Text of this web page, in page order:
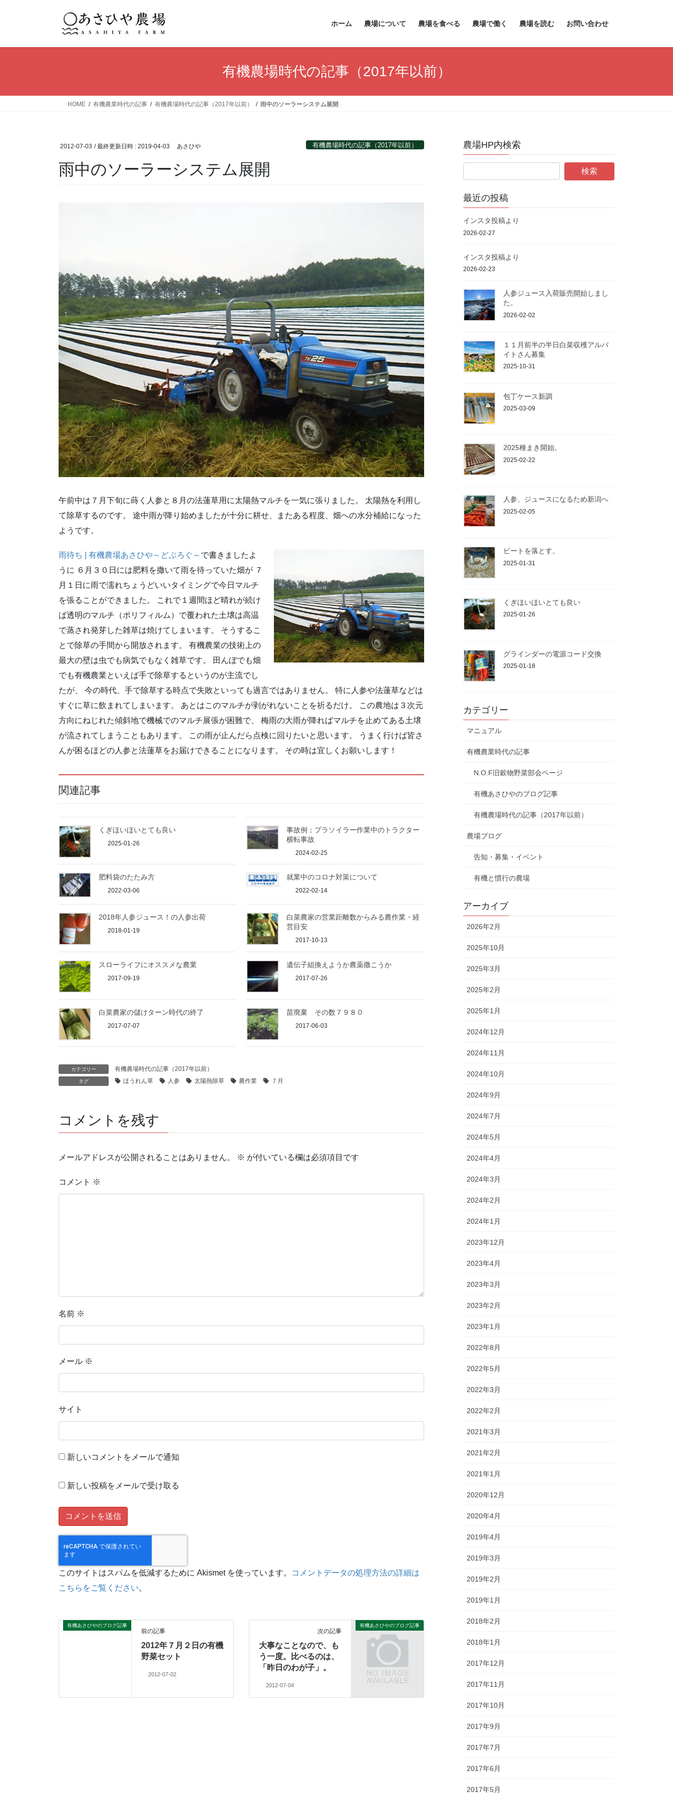
ホーム 農場について 農場を食べる 農場で働く 農場を読む お問い合わせ
有機農場時代の記事（2017年以前）
HOME 有機農業時代の記事 有機農場時代の記事（2017年以前） 雨中のソーラーシステム展開
2012-07-03 / 最終更新日時 : 2019-04-03 あさひや 有機農場時代の記事（2017年以前）
雨中のソーラーシステム展開
午前中は７月下旬に蒔く人参と８月の法蓮草用に太陽熱マルチを一気に張りました。 太陽熱を利用し
て除草するのです。 途中雨が降り始めましたが十分に耕せ、またある程度、畑への水分補給になった
ようです。
雨待ち | 有機農場あさひや～どぶろぐ～ で書きましたよ
うに ６月３０日には肥料を撒いて雨を待っていた畑が ７
月１日に雨で濡れちょうどいいタイミングで今日マルチ
を張ることができました。 これで１週間ほど晴れが続け
ば透明のマルチ（ポリフィルム）で覆われた土壌は高温
で蒸され発芽した雑草は焼けてしまいます。 そうするこ
とで除草の手間から開放されます。 有機農業の技術上の
最大の壁は虫でも病気でもなく雑草です。 田んぼでも畑
でも有機農業といえば手で除草するというのが主流でし
たが、 今の時代、手で除草する時点で失敗といっても過言ではありません。 特に人参や法蓮草などは
すぐに草に飲まれてしまいます。 あとはこのマルチが剥がれないことを祈るだけ。 この農地は３次元
方向にねじれた傾斜地で機械でのマルチ展張が困難で、 梅雨の大雨が降ればマルチを止めてある土壌
が流されてしまうこともあります。 この雨が止んだら点検に回りたいと思います。 うまく行けば皆さ
んが困るほどの人参と法蓮草をお届けできることになります。 その時は宜しくお願いします！
関連記事
くぎほいほいとても良い
2025-01-26
事故例；プラソイラー作業中のトラクター
横転事故
2024-02-25
肥料袋のたたみ方
2022-03-06
就業中のコロナ対策について
2022-02-14
2018年人参ジュース！の人参出荷
2018-01-19
白菜農家の営業距離数からみる農作業・経
営目安
2017-10-13
スローライフにオススメな農業
2017-09-19
遺伝子組換えようか農薬撒こうか
2017-07-26
白菜農家の儲けターン時代の終了
2017-07-07
苗廃棄 その数７９８０
2017-06-03
カテゴリー 有機農場時代の記事（2017年以前）
タグ ほうれん草 人参 太陽熱除草 農作業 ７月
コメントを残す
メールアドレスが公開されることはありません。 ※ が付いている欄は必須項目です
コメント ※
名前 ※
メール ※
サイト
新しいコメントをメールで通知
新しい投稿をメールで受け取る
このサイトはスパムを低減するために Akismet を使っています。
コメントデータの処理方法の詳細は
こちらをご覧ください。
有機あさひやのブログ記事
前の記事
2012年７月２日の有機
野菜セット
2012-07-02
有機あさひやのブログ記事
次の記事
大事なことなので、も
う一度。比べるのは、
「昨日のわが子」。
2012-07-04
農場HP内検索
最近の投稿
インスタ投稿より
2026-02-27
インスタ投稿より
2026-02-23
人参ジュース入荷販売開始しまし
た。
2026-02-02
１１月前半の半日白菜収穫アルバ
イトさん募集
2025-10-31
包丁ケース新調
2025-03-09
2025種まき開始。
2025-02-22
人参、ジュースになるため新潟へ
2025-02-05
ビートを落とす。
2025-01-31
くぎほいほいとても良い
2025-01-26
グラインダーの電源コード交換
2025-01-18
カテゴリー
マニュアル
有機農業時代の記事
N.O.F旧穀物野菜部会ページ
有機あさひやのブログ記事
有機農場時代の記事（2017年以前）
農場ブログ
告知・募集・イベント
有機と慣行の農場
アーカイブ
2026年2月
2025年10月
2025年3月
2025年2月
2025年1月
2024年12月
2024年11月
2024年10月
2024年9月
2024年7月
2024年5月
2024年4月
2024年3月
2024年2月
2024年1月
2023年12月
2023年4月
2023年3月
2023年2月
2023年1月
2022年8月
2022年5月
2022年3月
2022年2月
2021年3月
2021年2月
2021年1月
2020年12月
2020年4月
2019年4月
2019年3月
2019年2月
2019年1月
2018年2月
2018年1月
2017年12月
2017年11月
2017年10月
2017年9月
2017年7月
2017年6月
2017年5月